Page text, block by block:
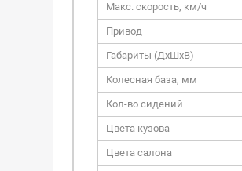
Макс. скорость, км/ч
Привод
Габариты (ДxШxВ)
Колесная база, мм
Кол-во сидений
Цвета кузова
Цвета салона